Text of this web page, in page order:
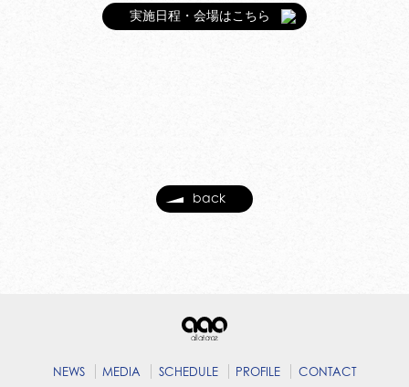
実施日程・会場はこちら
back
NEWS MEDIA SCHEDULE PROFILE CONTACT